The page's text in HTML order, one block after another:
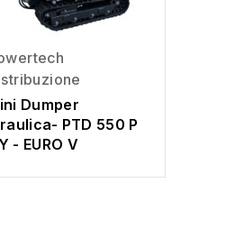
Dumper
PTD 550 P
- EURO V